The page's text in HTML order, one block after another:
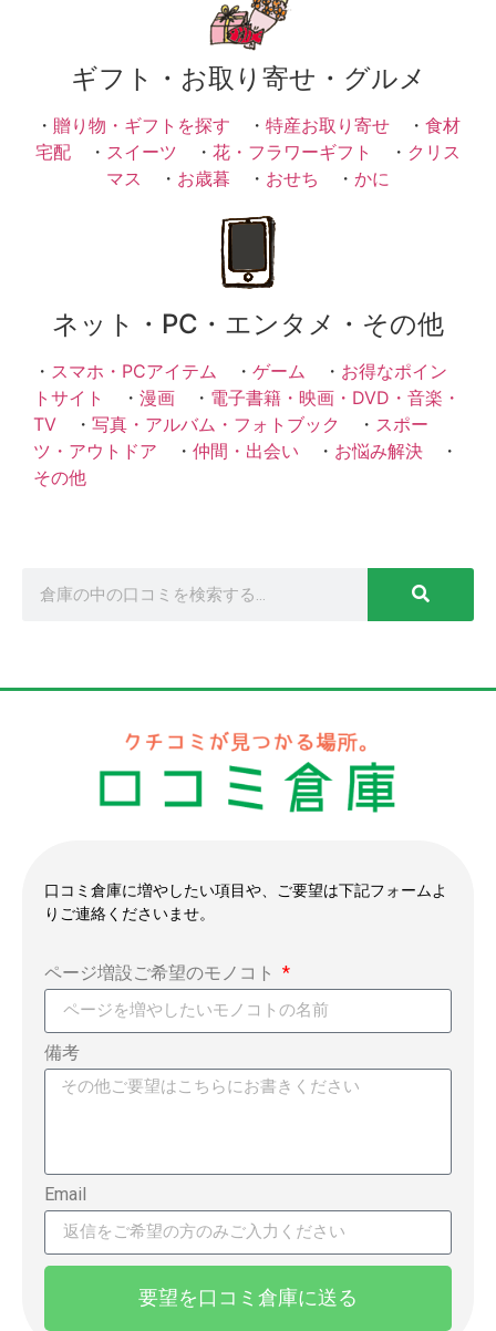
ギフト・お取り寄せ・グルメ
・ 贈り物・ギフトを探す ・ 特産お取り寄せ ・ 食材
宅配 ・ スイーツ ・ 花・フラワーギフト ・ クリス
マス ・ お歳暮 ・ おせち ・ かに
ネット・PC・エンタメ・その他
・ スマホ・PCアイテム ・ ゲーム ・ お得なポイン
トサイト
・ 漫画 ・ 電子書籍・映画・DVD・音楽・
TV ・ 写真・アルバム・フォトブック ・ スポー
ツ・アウトドア ・ 仲間・出会い ・ お悩み解決 ・
その他
口コミ倉庫に増やしたい項目や、ご要望は下記フォームよ
りご連絡くださいませ。
ページ増設ご希望のモノコト
備考
Email
要望を口コミ倉庫に送る